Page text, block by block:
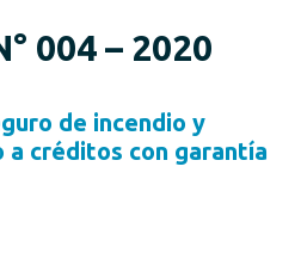
004 – 2020
de incendio y
créditos con garantía